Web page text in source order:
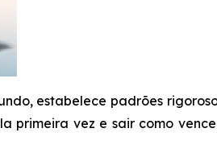
estabelece padrões
primeira vez e sair como